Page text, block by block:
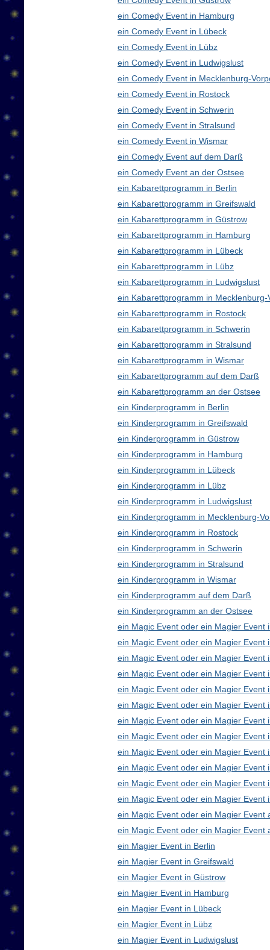
ein Comedy Event in Hamburg
ein Comedy Event in Lübeck
ein Comedy Event in Lübz
ein Comedy Event in Ludwigslust
ein Comedy Event in Mecklenburg-
ein Comedy Event in Rostock
ein Comedy Event in Schwerin
ein Comedy Event in Stralsund
ein Comedy Event in Wismar
ein Comedy Event auf dem Darß
ein Comedy Event an der Ostsee
ein Kabarettprogramm in Berlin
ein Kabarettprogramm in Greifswald
ein Kabarettprogramm in Güstrow
ein Kabarettprogramm in Hamburg
ein Kabarettprogramm in Lübeck
ein Kabarettprogramm in Lübz
ein Kabarettprogramm in Ludwigslust
ein Kabarettprogramm in
ein Kabarettprogramm in Rostock
ein Kabarettprogramm in Schwerin
ein Kabarettprogramm in Stralsund
ein Kabarettprogramm in Wismar
ein Kabarettprogramm auf dem Darß
ein Kabarettprogramm an der Ostsee
ein Kinderprogramm in Berlin
ein Kinderprogramm in Greifswald
ein Kinderprogramm in Güstrow
ein Kinderprogramm in Hamburg
ein Kinderprogramm in Lübeck
ein Kinderprogramm in Lübz
ein Kinderprogramm in Ludwigslust
ein Kinderprogramm in Mecklenburg-
ein Kinderprogramm in Rostock
ein Kinderprogramm in Schwerin
ein Kinderprogramm in Stralsund
ein Kinderprogramm in Wismar
ein Kinderprogramm auf dem Darß
ein Kinderprogramm an der Ostsee
ein Magic Event oder ein Magier Event
ein Magic Event oder ein Magier Event
ein Magic Event oder ein Magier Event
ein Magic Event oder ein Magier Event
ein Magic Event oder ein Magier Event
ein Magic Event oder ein Magier Event
ein Magic Event oder ein Magier Event
ein Magic Event oder ein Magier Event
ein Magic Event oder ein Magier Event
ein Magic Event oder ein Magier Event
ein Magic Event oder ein Magier Event
ein Magic Event oder ein Magier Event
ein Magic Event oder ein Magier Event
ein Magic Event oder ein Magier Event
ein Magier Event in Berlin
ein Magier Event in Greifswald
ein Magier Event in Güstrow
ein Magier Event in Hamburg
ein Magier Event in Lübeck
ein Magier Event in Lübz
ein Magier Event in Ludwigslust